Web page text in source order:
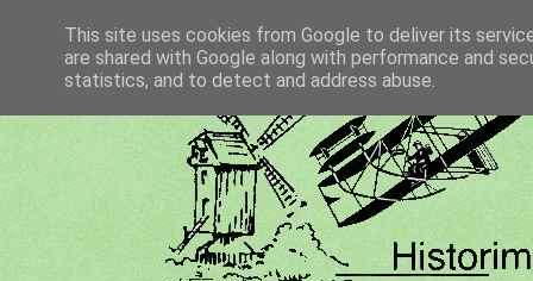
This site uses cookies from Google to deliver its
are shared with Google along with performance and
statistics, and to detect and address abuse.